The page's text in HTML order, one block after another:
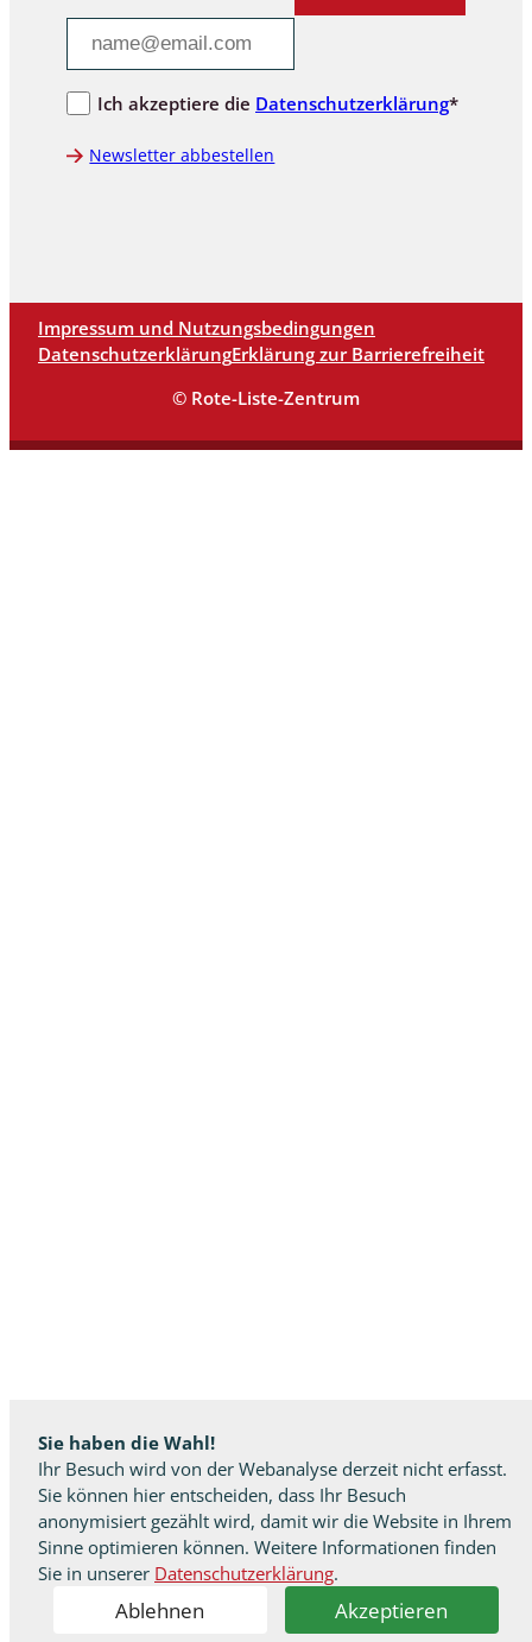
Sie haben die Wahl!
Ihr Besuch wird von der Webanalyse derzeit nicht erfasst.
Sie können hier entscheiden, dass Ihr Besuch
anonymisiert gezählt wird, damit wir die Website in Ihrem
Sinne optimieren können. Weitere Informationen finden
Sie in unserer Datenschutzerklärung.
Ablehnen Akzeptieren
Ich akzeptiere die Datenschutzerklärung*
Newsletter abbestellen
Impressum und Nutzungsbedingungen
DatenschutzerklärungErklärung zur Barrierefreiheit
© Rote-Liste-Zentrum